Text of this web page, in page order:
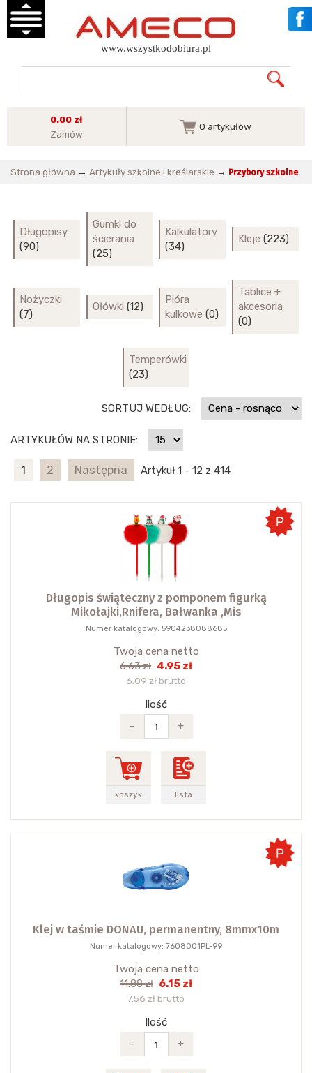
www.wszystkodobiura.pl
0.00 zł
Zamów
0 artykułów
Strona główna → Artykuły szkolne i kreślarskie → Przybory szkolne
Długopisy
(90)
Gumki do
ścierania
(25)
Kalkulatory
(34)
Kleje (223)
Nożyczki
(7)
Ołówki (12)
Pióra
kulkowe (0)
Tablice +
akcesoria
(0)
Temperówki
(23)
SORTUJ WEDŁUG:
ARTYKUŁÓW NA STRONIE:
1 2 Następna Artykuł 1 - 12 z 414
Długopis świąteczny z pomponem figurką
Mikołajki,Rnifera, Bałwanka ,Mis
Numer katalogowy: 5904238088685
Twoja cena netto
6.63 zł 4.95 zł
6.09 zł brutto
Ilość
-
+
koszyk lista
Klej w taśmie DONAU, permanentny, 8mmx10m
Numer katalogowy: 7608001PL-99
Twoja cena netto
11.88 zł 6.15 zł
7.56 zł brutto
Ilość
-
+